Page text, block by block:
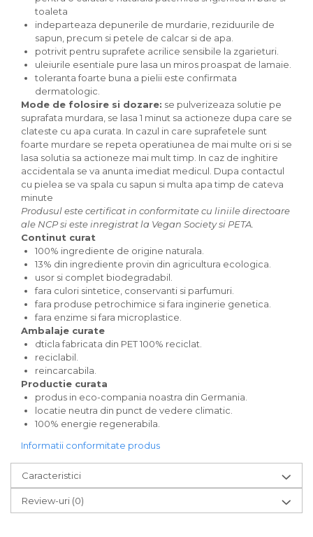
Paste bio fara gluten
Paste bio integrale
Paste bio pentru copii
Paste fainoase bio
Pateu, sosuri si conserve
Conserve de peste bio
Crenvursti si pateu din carne bio
Pateu bio si creme vegetale
Sosuri bio
Produse din tomate
Ketchup bio
Sosuri bio din tomate
Sucuri si bauturi bio
Lapte bio si bauturi vegetale
Sirop bio
Sucuri din fructe si legume bio
Superalimente
Pudre proteice bio
Superalimente bio
Uleiuri, grasimi si otet
Grasimi bio
Otet bio
Ulei bio
Ulei de masline bio
toaleta
indeparteaza depunerile de murdarie, reziduurile de
sapun, precum si petele de calcar si de apa.
potrivit pentru suprafete acrilice sensibile la zgarieturi.
uleiurile esentiale pure lasa un miros proaspat de lamaie.
toleranta foarte buna a pielii este confirmata
dermatologic.
Mode de folosire si dozare: se pulverizeaza solutie pe
suprafata murdara, se lasa 1 minut sa actioneze dupa care se
clateste cu apa curata. In cazul in care suprafetele sunt
foarte murdare se repeta operatiunea de mai multe ori si se
lasa solutia sa actioneze mai mult timp. In caz de inghitire
accidentala se va anunta imediat medicul. Dupa contactul
cu pielea se va spala cu sapun si multa apa timp de cateva
minute
Produsul este certificat in conformitate cu liniile directoare
ale NCP si este inregistrat la Vegan Society si PETA.
Continut curat
100% ingrediente de origine naturala.
13% din ingrediente provin din agricultura ecologica.
usor si complet biodegradabil.
fara culori sintetice, conservanti si parfumuri.
fara produse petrochimice si fara inginerie genetica.
fara enzime si fara microplastice.
Ambalaje curate
dticla fabricata din PET 100% reciclat.
reciclabil.
reincarcabila.
Productie curata
produs in eco-compania noastra din Germania.
locatie neutra din punct de vedere climatic.
100% energie regenerabila.
Informatii conformitate produs
Caracteristici
Review-uri (0)